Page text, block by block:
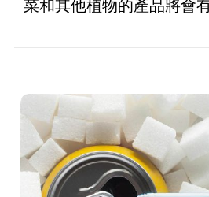
菜和其他植物的產品將會